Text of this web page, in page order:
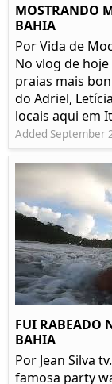
MOSTRANDO
BAHIA
Por Vida de
No vlog de
praias mais
do Adriel,
locais aqui em
Added September
FUI RABEADO
BAHIA
Por Jean Silva
famosa party